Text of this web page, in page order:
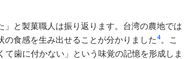
」と製菓職人は振り返ります。台湾の農地では
食感を生み出せることが分かりました 4。こ
歯に付かない」という味覚の記憶を形成しま